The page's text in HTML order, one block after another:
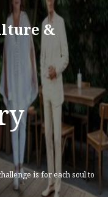
&
is for each soul to